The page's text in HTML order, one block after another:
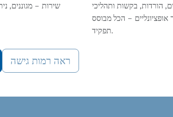
שירות – מגוננים,
הורדות, בקשות ותהליכי
– הכל מבוסס
תפקיד.
ראה רמות גישה